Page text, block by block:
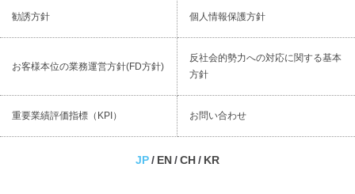
勧誘⽅針 個⼈情報保護⽅針
お客様本位の業務運営⽅針(FD⽅針)
反社会的勢⼒への対応に関する基本
⽅針
重要業績評価指標（KPI） お問い合わせ
JP EN CH KR